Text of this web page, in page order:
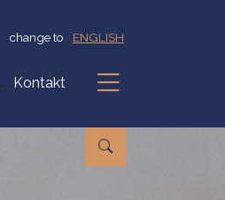
change to ENGLISH
Kontakt
Podmenu